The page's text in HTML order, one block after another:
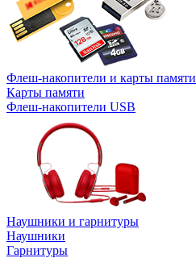
Флеш-накопители и карты памяти
Карты памяти
Флеш-накопители USB
Наушники и гарнитуры
Наушники
Гарнитуры